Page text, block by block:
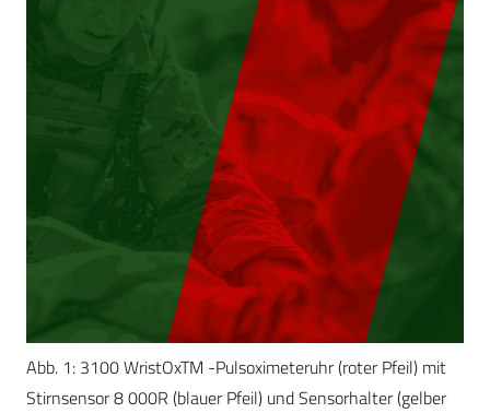
Abb. 1: 3100 WristOxTM -Pulsoximeteruhr (roter Pfeil) mit
Stirnsensor 8 000R (blauer Pfeil) und Sensorhalter (gelber